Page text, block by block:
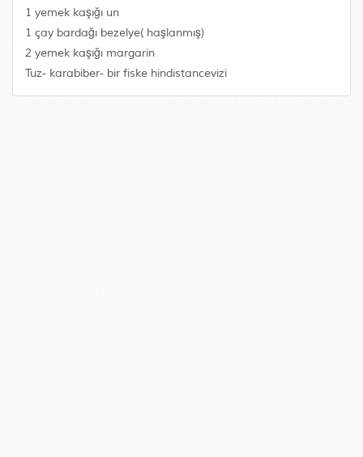
1 yemek kaşığı un
1 çay bardağı bezelye( haşlanmış)
2 yemek kaşığı margarin
Tuz- karabiber- bir fiske hindistancevizi